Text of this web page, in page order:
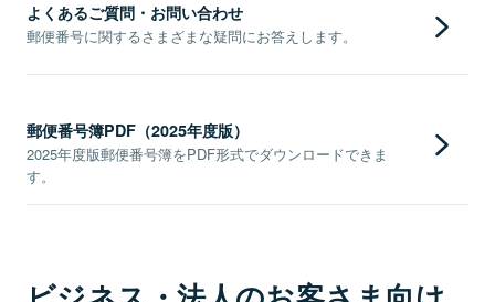
よくあるご質問・お問い合わせ
郵便番号に関するさまざまな疑問にお答えします。
郵便番号簿PDF（2025年度版）
2025年度版郵便番号簿をPDF形式でダウンロードできま
す。